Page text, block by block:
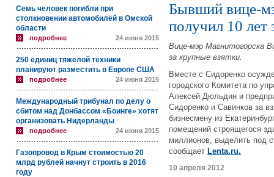
Семь человек погибли при
столкновении автомобилей в Омской
области
подробнее 24 июня 2015
250 единиц тяжелой техники
планируют разместить в Европе США
подробнее 24 июня 2015
Международный трибунал по делу о
сбитом над Донбассом «Боинге» хотят
организовать Нидерланды
подробнее 24 июня 2015
Газопровод в Крым стоимостью 20
млрд рублей начнут строить в 2016
году
Бывший вице-
получил 10 лет
Вице-мэр Магнитогорска
за крупные взятки.
Вместе с Сидоренко
городского Комитета по
Алексей Дюльдин и
Сидоренко и Савинков за
бизнесмену из
помещений строящегося
миллионов, выделить под
сообщает Lenta.ru.
10 апреля 2012